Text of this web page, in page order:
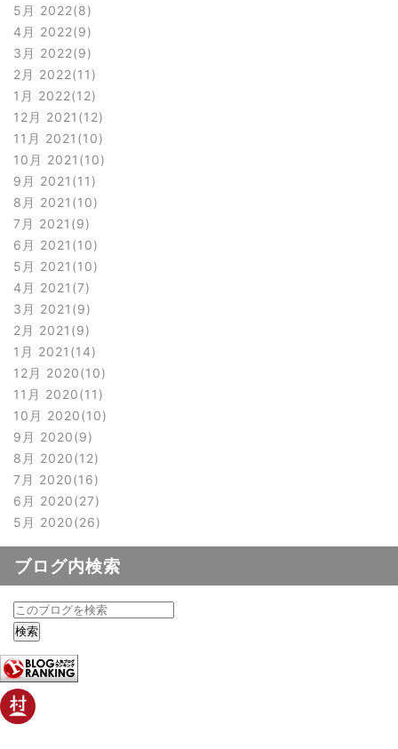
5月 2022 8
4月 2022 9
3月 2022 9
2月 2022 11
1月 2022 12
12月 2021 12
11月 2021 10
10月 2021 10
9月 2021 11
8月 2021 10
7月 2021 9
6月 2021 10
5月 2021 10
4月 2021 7
3月 2021 9
2月 2021 9
1月 2021 14
12月 2020 10
11月 2020 11
10月 2020 10
9月 2020 9
8月 2020 12
7月 2020 16
6月 2020 27
5月 2020 26
ブログ内検索